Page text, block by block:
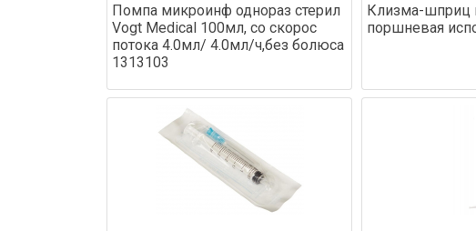
Помпа микроинф однораз стерил
Vogt Medical 100мл, со скорос
потока 4.0мл/ 4.0мл/ч,без болюса
1313103
Клизма-шприц
поршневая